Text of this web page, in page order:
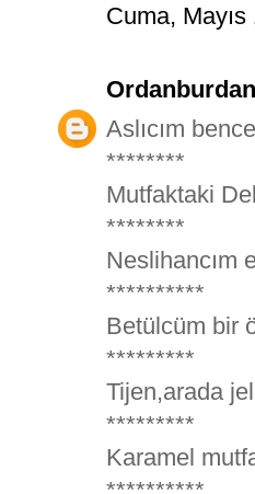
Cuma,
Aslıcım
********
Mutfaktaki
********
Neslihancım
**********
Betülcüm bir
*********
Tijen,arada
*********
Karamel